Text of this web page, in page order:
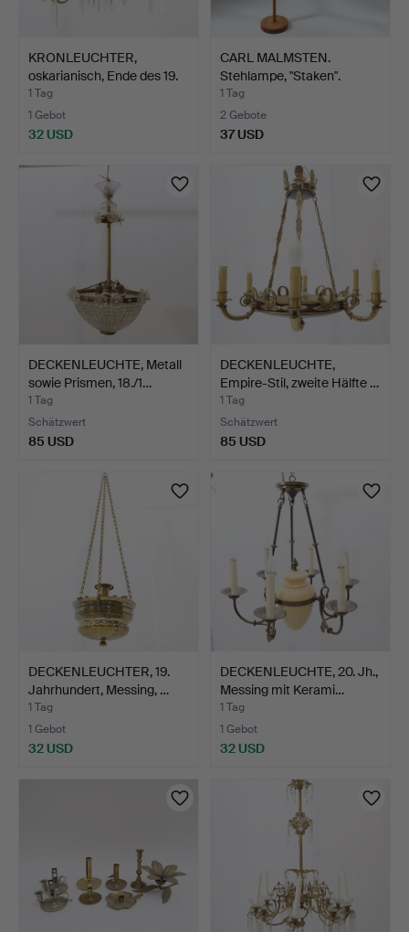
KRONLEUCHTER,
oskarianisch, Ende des 19.
J…
1 Tag
1 Gebot
32 USD
CARL MALMSTEN.
Stehlampe, "Staken".
1 Tag
2 Gebote
37 USD
DECKENLEUCHTE, Metall
sowie Prismen, 18./1…
1 Tag
Schätzwert
85 USD
DECKENLEUCHTE,
Empire-Stil, zweite Hälfte …
1 Tag
Schätzwert
85 USD
DECKENLEUCHTER, 19.
Jahrhundert, Messing, …
1 Tag
1 Gebot
32 USD
DECKENLEUCHTE, 20. Jh.,
Messing mit Kerami…
1 Tag
1 Gebot
32 USD